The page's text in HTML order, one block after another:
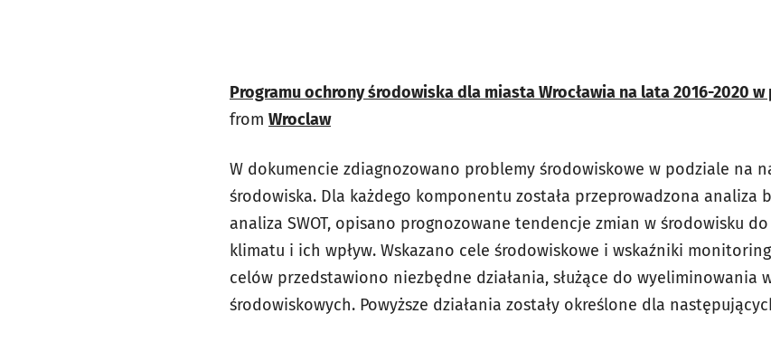
Programu ochrony środowiska dla miasta Wrocławia na lata 2016-2020
from Wroclaw
W dokumencie zdiagnozowano problemy środowiskowe w podziale na
środowiska. Dla każdego komponentu została przeprowadzona analiza
analiza SWOT, opisano prognozowane tendencje zmian w środowisku
klimatu i ich wpływ. Wskazano cele środowiskowe i wskaźniki
celów przedstawiono niezbędne działania, służące do wyeliminowania
środowiskowych. Powyższe działania zostały określone dla